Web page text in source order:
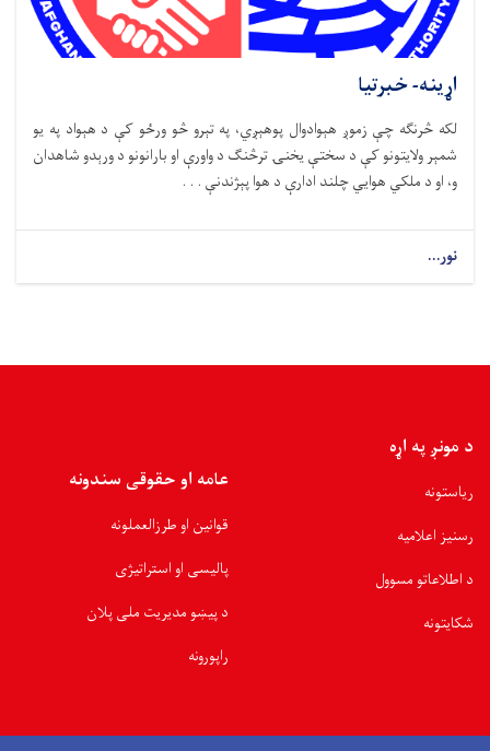
اړینه- خبرتیا
لکه څرنګه چې زموږ هېوادوال پوهېږي، په تېرو څو ورځو کې د هېواد په یو
شمېر ولایتونو کې د سختې یخنۍ ترڅنګ د واورې او بارانونو د ورېدو شاهدان
و، او د ملکي هوايي چلند ادارې د هوا پېژندنې . . .
نور...
د مونږ په اړه
ریاستونه
رسنیز اعلامیه
د اطلاعاتو مسوول
شکایتونه
عامه او حقوقی سندونه
قوانین او طرزالعملونه
پالیسی او استراتیژی
د پیښو مدیریت ملی پلان
راپورونه